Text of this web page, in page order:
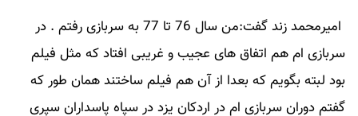
امیرمحمد زند گفت:من سال 76 تا 77 به سربازی رفتم . در
سربازی ام هم اتفاق های عجیب و غریبی افتاد که مثل فیلم
بود لبته بگویم که بعدا از آن هم فیلم ساختند همان طور که
گفتم دوران سربازی ام در اردکان یزد در سپاه پاسداران سپری